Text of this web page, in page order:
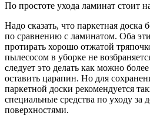
По простоте ухода ламинат стоит
Надо сказать, что паркетная доска
по сравнению с ламинатом. Оба
протирать хорошо отжатой
пылесосом в уборке не
следует это делать как можно
оставить царапин. Но для
паркетной доски рекомендуется
специальные средства по уходу за
поверхностями.